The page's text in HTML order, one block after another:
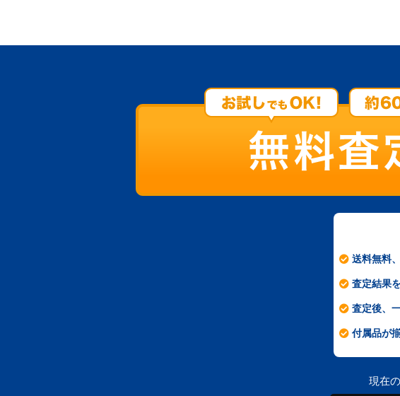
送料無料
査定結果
査定後、
付属品が
現在